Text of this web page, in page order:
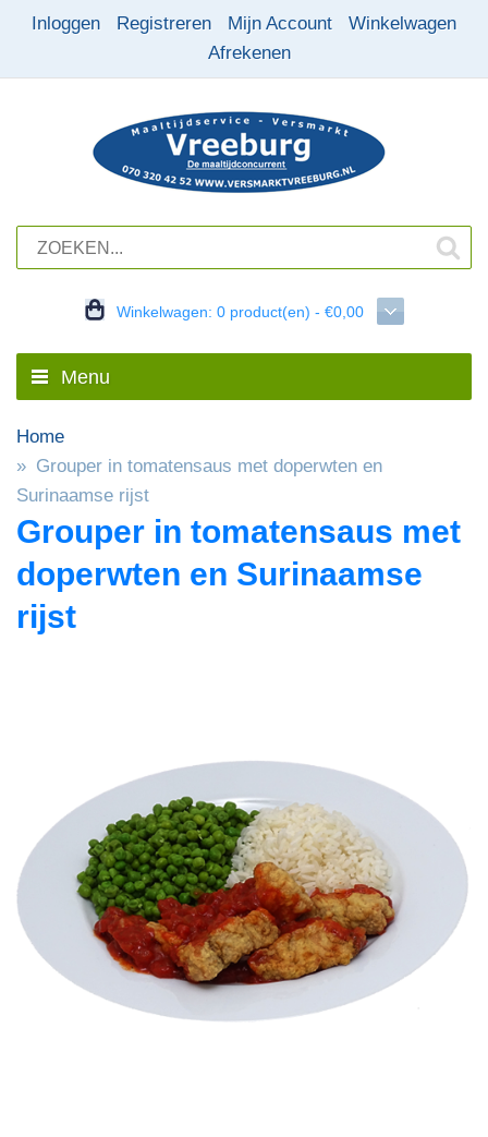
Inloggen Registreren Mijn Account
Winkelwagen
Afrekenen
Winkelwagen: 0 product(en) - €0,00
Menu
Home
Grouper in tomatensaus met doperwten en
Surinaamse rijst
Grouper in tomatensaus met
doperwten en Surinaamse
rijst